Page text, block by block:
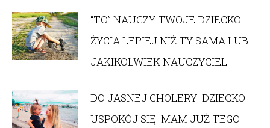
“TO” NAUCZY TWOJE DZIECKO
ŻYCIA LEPIEJ NIŻ TY SAMA LUB
JAKIKOLWIEK NAUCZYCIEL
DO JASNEJ CHOLERY! DZIECKO
USPOKÓJ SIĘ! MAM JUŻ TEGO